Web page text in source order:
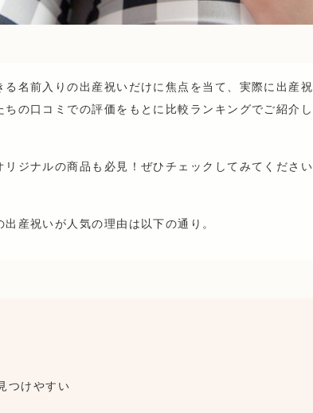
名前入りの出産祝いだけに焦点を当て、実際に出産祝
の口コミでの評価をもとに比較ランキングでご紹介し
ジナルの商品も必見！ぜひチェックしてみてください
産祝いが人気の理由は以下の通り。
つけやすい